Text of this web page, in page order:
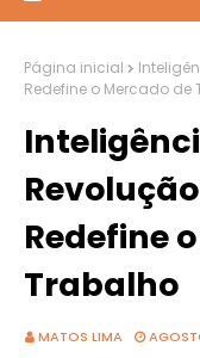
Página inicial
Redefine o Mercado de
Redefine
Trabalho
MATOS LIMA